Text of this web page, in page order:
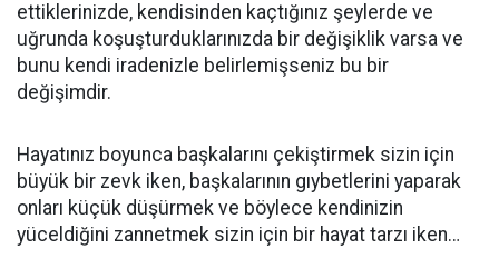
ettiklerinizde, kendisinden kaçtığınız şeylerde ve
uğrunda koşuşturduklarınızda bir değişiklik varsa ve
bunu kendi iradenizle belirlemişseniz bu bir
değişimdir.
Hayatınız boyunca başkalarını çekiştirmek sizin için
büyük bir zevk iken, başkalarının gıybetlerini yaparak
onları küçük düşürmek ve böylece kendinizin
yüceldiğini zannetmek sizin için bir hayat tarzı iken…